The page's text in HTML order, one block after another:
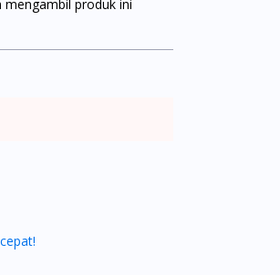
mengambil produk ini